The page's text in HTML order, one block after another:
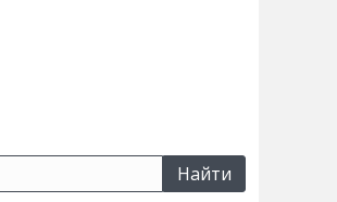
Найти